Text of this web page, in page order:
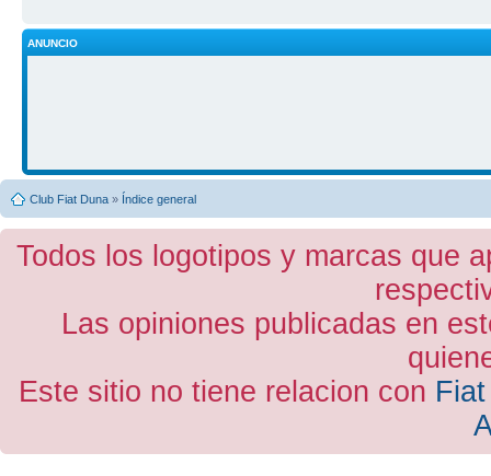
ANUNCIO
Club Fiat Duna » Índice general
Todos los logotipos y marcas que
Las opiniones publicadas en
Este sitio no tiene relacion con